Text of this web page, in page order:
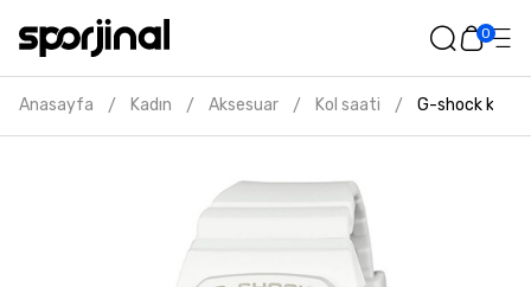
0
Anasayfa / Kadın / Aksesuar / Kol saati / G-shock